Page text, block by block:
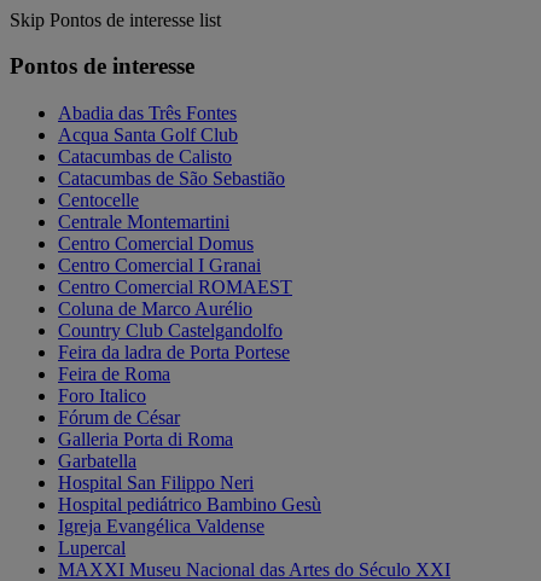
Skip Pontos de interesse list
Pontos de interesse
Abadia das Três Fontes
Acqua Santa Golf Club
Catacumbas de Calisto
Catacumbas de São Sebastião
Centocelle
Centrale Montemartini
Centro Comercial Domus
Centro Comercial I Granai
Centro Comercial ROMAEST
Coluna de Marco Aurélio
Country Club Castelgandolfo
Feira da ladra de Porta Portese
Feira de Roma
Foro Italico
Fórum de César
Galleria Porta di Roma
Garbatella
Hospital San Filippo Neri
Hospital pediátrico Bambino Gesù
Igreja Evangélica Valdense
Lupercal
MAXXI Museu Nacional das Artes do Século XXI